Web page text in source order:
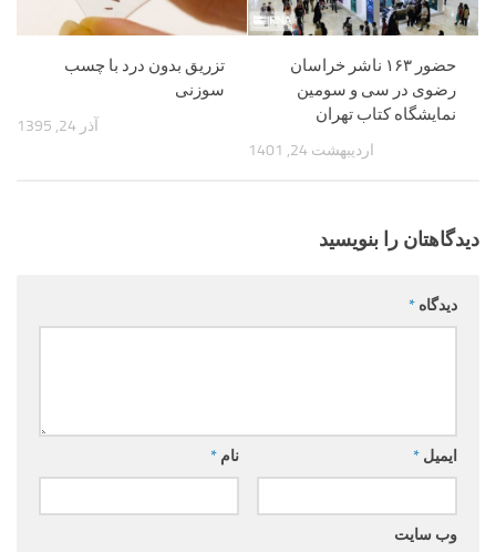
تزریق بدون درد با چسب
سوزنی
آذر 24, 1395
حضور ۱۶۳ ناشر خراسان
رضوی در سی و سومین
نمایشگاه کتاب تهران
اردیبهشت 24, 1401
دیدگاهتان را بنویسید
دیدگاه *
نام * ایمیل *
وب‌ سایت